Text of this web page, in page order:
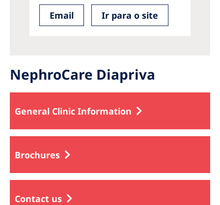
Email Ir para o site
NephroCare Diapriva
General Clinic Information
Brochures
Contact us